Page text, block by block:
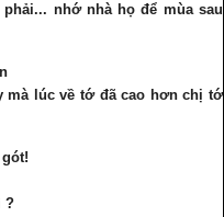
nhớ nhà họ để mùa sau
lúc về tớ đã cao hơn chị tớ
?